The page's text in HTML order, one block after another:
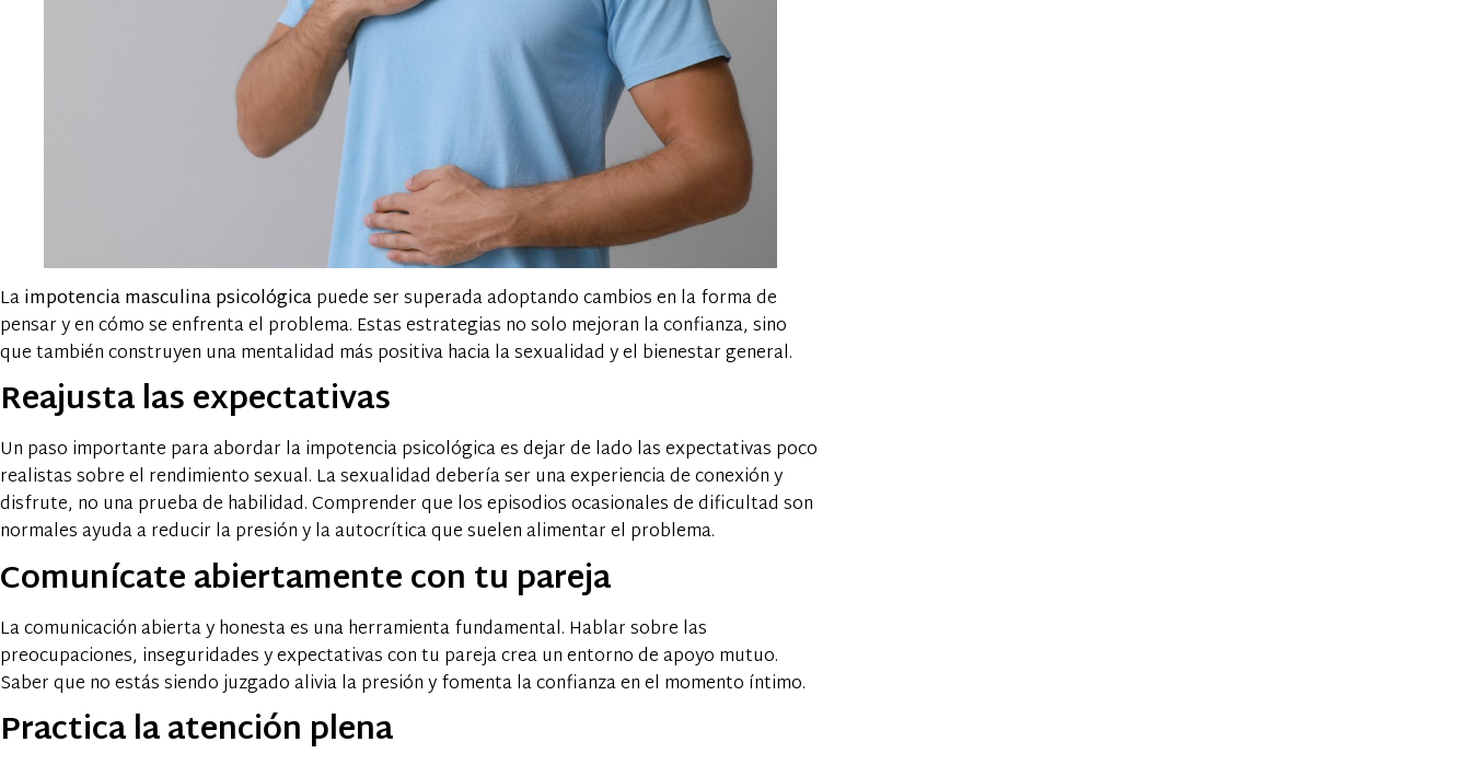
Laimpotencia masculina psicológicapuede ser superada adoptando cambios en la forma de
pensar y en cómo se enfrenta el problema. Estas estrategias no solo mejoran la confianza, sino
que también construyen una mentalidad más positiva hacia la sexualidad y el bienestar general.
Reajusta las expectativas
Un paso importante para abordar la impotencia psicológica es dejar de lado las expectativas poco
realistas sobre el rendimiento sexual. La sexualidad debería ser una experiencia de conexión y
disfrute, no una prueba de habilidad. Comprender que los episodios ocasionales de dificultad son
normales ayuda a reducir la presión y la autocrítica que suelen alimentar el problema.
Comunícate abiertamente con tu pareja
La comunicación abierta y honesta es una herramienta fundamental. Hablar sobre las
preocupaciones, inseguridades y expectativas con tu pareja crea un entorno de apoyo mutuo.
Saber que no estás siendo juzgado alivia la presión y fomenta la confianza en el momento íntimo.
Practica la atención plena